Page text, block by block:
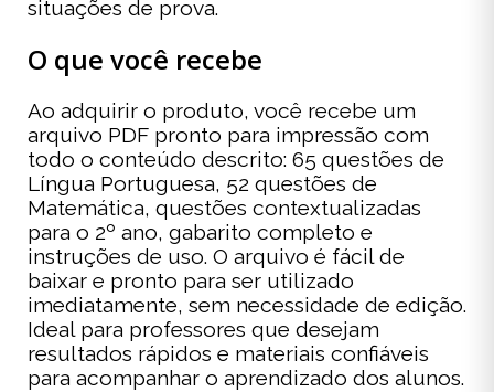
situações de prova.
O que você recebe
Ao adquirir o produto, você recebe um
arquivo PDF pronto para impressão com
todo o conteúdo descrito: 65 questões de
Língua Portuguesa, 52 questões de
Matemática, questões contextualizadas
para o 2º ano, gabarito completo e
instruções de uso. O arquivo é fácil de
baixar e pronto para ser utilizado
imediatamente, sem necessidade de edição.
Ideal para professores que desejam
resultados rápidos e materiais confiáveis
para acompanhar o aprendizado dos alunos.